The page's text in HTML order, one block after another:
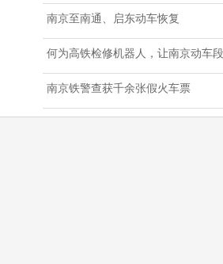
南京至南通、启东动车恢复
何为高铁检修机器人，让南京动车
南京铁警查获千余张假火车票